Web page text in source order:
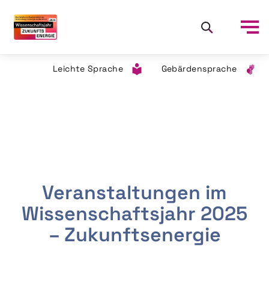
Leichte Sprache Gebärdensprache
Veranstaltungen im
Wissenschaftsjahr 2025
– Zukunftsenergie